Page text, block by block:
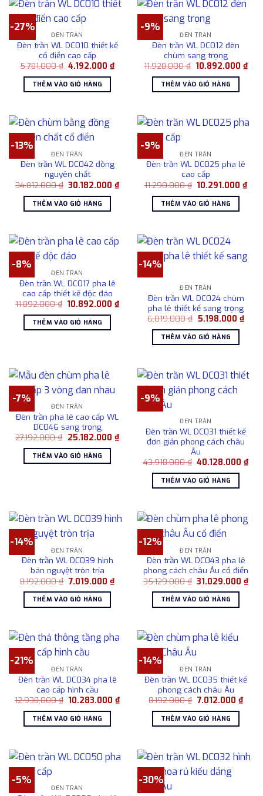
-27%
ĐÈN TRẦN
Đèn trần WL DC010 thiết kế
cổ điển cao cấp
5.781.000₫ Giá
là:
5.781.000 ₫.
4.192.000₫Giá
THÊM VÀO GIỎ HÀNG
-9%
ĐÈN TRẦN
Đèn trần WL DC012 đèn
chùm sang trọng
11.928.000₫ Giá
là:
11.928.000 ₫.
10.892.000₫Giá
THÊM VÀO GIỎ HÀNG
-13%
ĐÈN TRẦN
Đèn trần WL DC042 đồng
nguyên chất
34.812.000₫ Giá
là:
34.812.000 ₫.
30.182.000₫Giá
hiện
30.182.000 ₫.
THÊM VÀO GIỎ HÀNG
-9%
ĐÈN TRẦN
Đèn trần WL DC025 pha lê
cao cấp
11.290.000₫ Giá
là:
11.290.000 ₫.
10.291.000₫Giá
hiện
THÊM VÀO GIỎ HÀNG
-8%
ĐÈN TRẦN
Đèn trần WL DC017 pha lê
cao cấp thiết kế độc đáo
11.892.000₫ Giá
là:
11.892.000 ₫.
10.892.000₫Giá
hiện
10.892.000 ₫.
THÊM VÀO GIỎ HÀNG
-14%
ĐÈN TRẦN
Đèn trần WL DC024 chùm
pha lê thiết kế sang trọng
6.019.000₫ Giá
là:
6.019.000 ₫.
5.198.000 ₫Giá
hiện
THÊM VÀO GIỎ HÀNG
-7%
ĐÈN TRẦN
Đèn trần pha lê cao cấp WL
DC046 sang trọng
27.192.000₫ Giá
là:
27.192.000 ₫.
25.182.000 ₫Giá
hiện
25.182.000 ₫.
THÊM VÀO GIỎ HÀNG
-9%
ĐÈN TRẦN
Đèn trần WL DC031 thiết kế
đơn giản phong cách châu
Âu
43.918.000₫ Giá
là:
43.918.000 ₫.
40.128.000₫Giá
hiện
THÊM VÀO GIỎ HÀNG
-14%
ĐÈN TRẦN
Đèn trần WL DC039 hình
bán nguyệt tròn trịa
8.192.000₫ Giá
là:
8.192.000 ₫.
7.019.000 ₫Giá
hiện
7.019.000 ₫.
THÊM VÀO GIỎ HÀNG
-12%
ĐÈN TRẦN
Đèn trần WL DC043 pha lê
phong cách châu Âu cổ điển
35.129.000₫ Giá
là:
35.129.000 ₫.
31.029.000₫Giá
hiện
THÊM VÀO GIỎ HÀNG
-21%
ĐÈN TRẦN
Đèn trần WL DC034 pha lê
cao cấp hình cầu
12.938.000₫ Giá
là:
12.938.000 ₫.
10.283.000₫Giá
hiện
10.283.000 ₫.
THÊM VÀO GIỎ HÀNG
-14%
ĐÈN TRẦN
Đèn trần WL DC035 thiết kế
phong cách châu Âu
8.192.000₫ Giá
là:
8.192.000 ₫.
7.012.000 ₫Giá
hiện
THÊM VÀO GIỎ HÀNG
-5%
ĐÈN TRẦN
-30%